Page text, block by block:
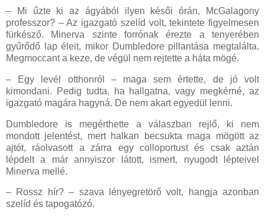
– Mi űzte ki az ágyából ilyen késői órán, McGalagony
professzor? – Az igazgató szelíd volt, tekintete figyelmesen
fürkésző. Minerva szinte forrónak érezte a tenyerében
gyűrődő lap éleit, mikor Dumbledore pillantása megtalálta.
Megmoccant a keze, de végül nem rejtette a háta mögé.
– Egy levél otthonról – maga sem értette, de jó volt
kimondani. Pedig tudta, ha hallgatna, vagy megkérné, az
igazgató magára hagyná. De nem akart egyedül lenni.
Dumbledore is megérthette a válaszban rejlő, ki nem
mondott jelentést, mert halkan becsukta maga mögött az
ajtót, ráolvasott a zárra egy colloportust és csak aztán
lépdelt a már annyiszor látott, ismert, nyugodt lépteivel
Minerva mellé.
– Rossz hír? – szava lényegretörő volt, hangja azonban
szelíd és tapogatózó.